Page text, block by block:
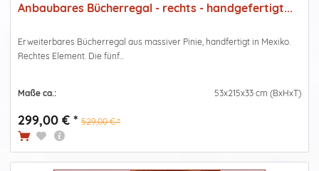
Anbaubares Bücherregal - rechts - handgefertigt...
Erweiterbares Bücherregal aus massiver Pinie, handfertigt in Mexiko.
Rechtes Element. Die fünf...
Maße ca.: 53x215x33 cm (BxHxT)
299,00 € * 529,00 € *